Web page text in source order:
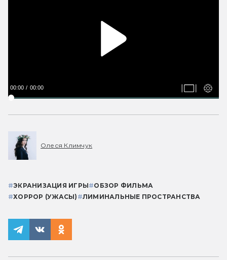
00:00 00:00
Олеся Климчук
#ЭКРАНИЗАЦИЯ ИГРЫ#ОБЗОР ФИЛЬМА
#ХОРРОР (УЖАСЫ) #ЛИМИНАЛЬНЫЕ ПРОСТРАНСТВА